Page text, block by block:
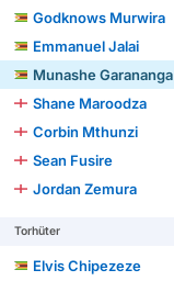
Godknows Murwira
Emmanuel Jalai
Munashe Garananga
Shane Maroodza
Corbin Mthunzi
Sean Fusire
Jordan Zemura
Torhüter
Elvis Chipezeze